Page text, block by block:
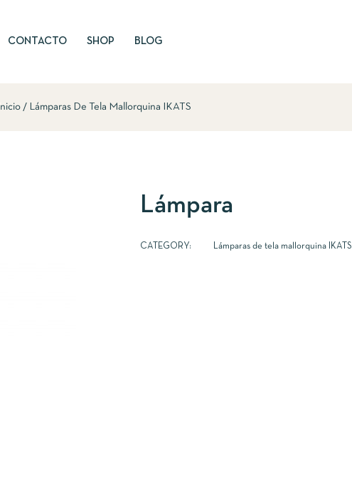
CONTACTO SHOP BLOG
Inicio Lámparas De Tela Mallorquina IKATS
Lámpara
CATEGORY: Lámparas de tela mallorquina IKATS